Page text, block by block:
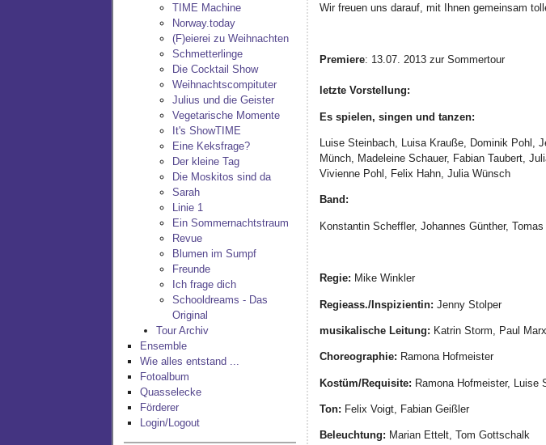
TIME Machine
Norway.today
(F)eierei zu Weihnachten
Schmetterlinge
Die Cocktail Show
Weihnachtscompituter
Julius und die Geister
Vegetarische Momente
It's ShowTIME
Eine Keksfrage?
Der kleine Tag
Die Moskitos sind da
Sarah
Linie 1
Ein Sommernachtstraum
Revue
Blumen im Sumpf
Freunde
Ich frage dich
Schooldreams - Das
Original
Tour Archiv
Ensemble
Wie alles entstand ...
Fotoalbum
Quasselecke
Förderer
Login/Logout
Wir freuen uns darauf, mit Ihnen gemeinsam
Premiere: 13.07. 2013 zur Sommertour
letzte Vorstellung:
Es spielen, singen und tanzen:
Luise Steinbach, Luisa Krauße, Dominik Pohl,
Münch, Madeleine Schauer, Fabian Taubert,
Vivienne Pohl, Felix Hahn, Julia Wünsch
Band:
Konstantin Scheffler, Johannes Günther,
Regie: Mike Winkler
Regieass./Inspizientin: Jenny Stolper
musikalische Leitung: Katrin
Choreographie: Ramona Hofmeister
Kostüm/Requisite: Ramona Hofmeister, Luise
Ton: Felix Voigt, Fabian Geißler
Beleuchtung: Marian Ettelt, Tom Gottschalk